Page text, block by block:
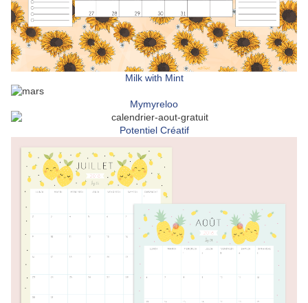
Milk with Mint
Mymyreloo
Potentiel Créatif